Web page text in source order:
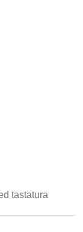
tastatura